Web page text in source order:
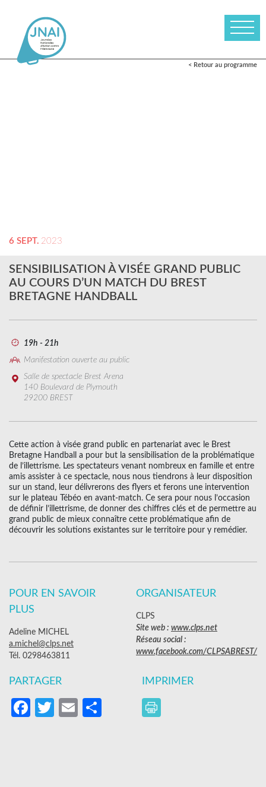
< Retour au programme
6 SEPT. 2023
SENSIBILISATION À VISÉE GRAND PUBLIC
AU COURS D’UN MATCH DU BREST
BRETAGNE HANDBALL
19h - 21h
Manifestation ouverte au public
Salle de spectacle Brest Arena
140 Boulevard de Plymouth
29200 BREST
Cette action à visée grand public en partenariat avec le Brest
Bretagne Handball a pour but la sensibilisation de la problématique
de l’illettrisme. Les spectateurs venant nombreux en famille et entre
amis assister à ce spectacle, nous nous tiendrons à leur disposition
sur un stand, leur délivrerons des flyers et ferons une intervention
sur le plateau Tébéo en avant-match. Ce sera pour nous l’occasion
de définir l’illettrisme, de donner des chiffres clés et de permettre au
grand public de mieux connaître cette problématique afin de
découvrir les solutions existantes sur le territoire pour y remédier.
POUR EN SAVOIR
PLUS
Adeline MICHEL
a.michel@clps.net
Tél. 0298463811
ORGANISATEUR
CLPS
Site web : www.clps.net
Réseau social :
www.facebook.com/CLPSABREST/
PARTAGER
Facebook
Twitter
EmailPartager
IMPRIMER